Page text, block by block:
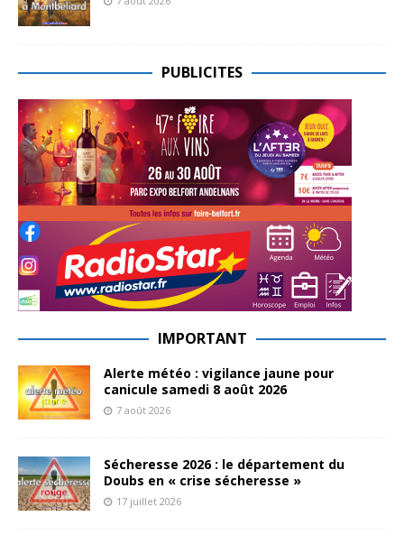
PUBLICITES
IMPORTANT
Alerte météo : vigilance jaune pour
canicule samedi 8 août 2026
7 août 2026
Sécheresse 2026 : le département du
Doubs en « crise sécheresse »
17 juillet 2026